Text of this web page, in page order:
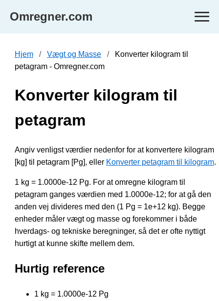
Omregner.com
Hjem Vægt og Masse
Konverter kilogram til
petagram - Omregner.com
Konverter kilogram til
petagram
Angiv venligst værdier nedenfor for at konvertere kilogram
[kg] til petagram [Pg], eller Konverter petagram til kilogram.
1 kg = 1.0000e-12 Pg. For at omregne kilogram til
petagram ganges værdien med 1.0000e-12; for at gå den
anden vej divideres med den (1 Pg = 1e+12 kg). Begge
enheder måler vægt og masse og forekommer i både
hverdags- og tekniske beregninger, så det er ofte nyttigt
hurtigt at kunne skifte mellem dem.
Hurtig reference
1 kg = 1.0000e-12 Pg